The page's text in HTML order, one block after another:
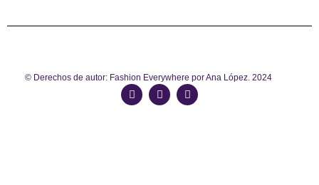
© Derechos de autor: Fashion Everywhere por Ana López. 2024